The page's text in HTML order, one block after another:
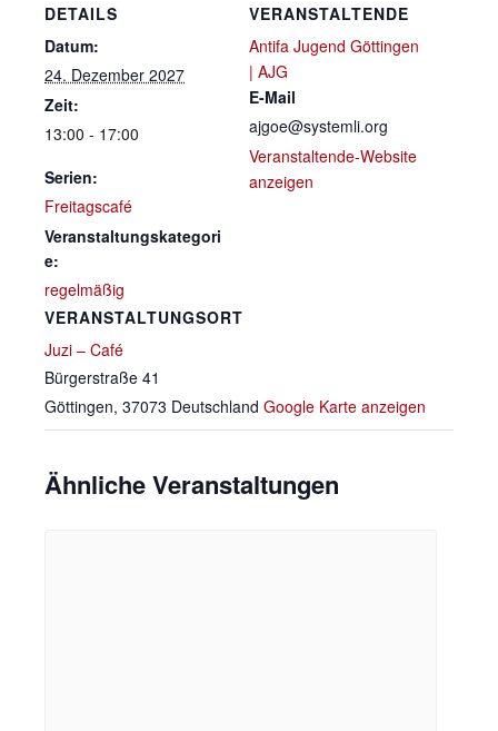
DETAILS
Datum:
24. Dezember 2027
Zeit:
13:00 - 17:00
Serien:
Freitagscafé
Veranstaltungskategori
e:
regelmäßig
VERANSTALTUNGSORT
Juzi – Café
Bürgerstraße 41
Göttingen, 37073 Deutschland Google Karte anzeigen
VERANSTALTENDE
Antifa Jugend Göttingen
| AJG
E-Mail
ajgoe@systemli.org
Veranstaltende-Website
anzeigen
Ähnliche Veranstaltungen